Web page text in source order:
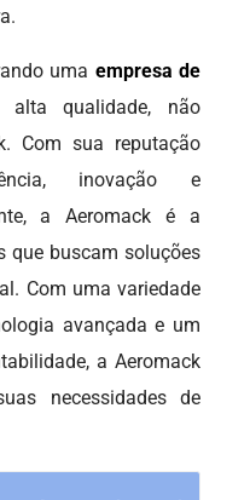
uma empresa de
qualidade, não
Com sua reputação
inovação e
a Aeromack é a
que buscam soluções
Com uma variedade
avançada e um
a Aeromack
necessidades de